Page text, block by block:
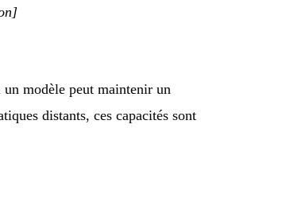
modèle peut maintenir un
distants, ces capacités sont